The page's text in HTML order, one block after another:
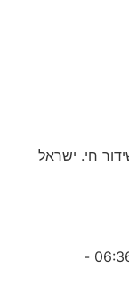
סמ'. שידור חי. ישראל